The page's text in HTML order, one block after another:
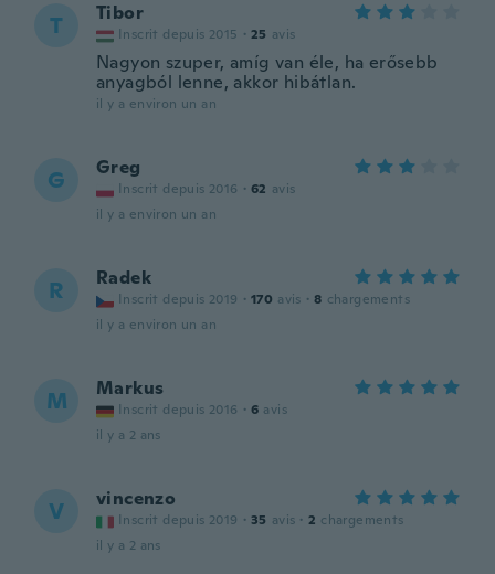
T Tibor
Inscrit depuis 2015 · 25 avis
Nagyon szuper, amíg van éle, ha erősebb
anyagból lenne, akkor hibátlan.
il y a environ un an
G Greg
Inscrit depuis 2016 · 62 avis
il y a environ un an
R Radek
Inscrit depuis 2019 · 170 avis · 8 chargements
il y a environ un an
M Markus
Inscrit depuis 2016 · 6 avis
il y a 2 ans
V vincenzo
Inscrit depuis 2019 · 35 avis · 2 chargements
il y a 2 ans